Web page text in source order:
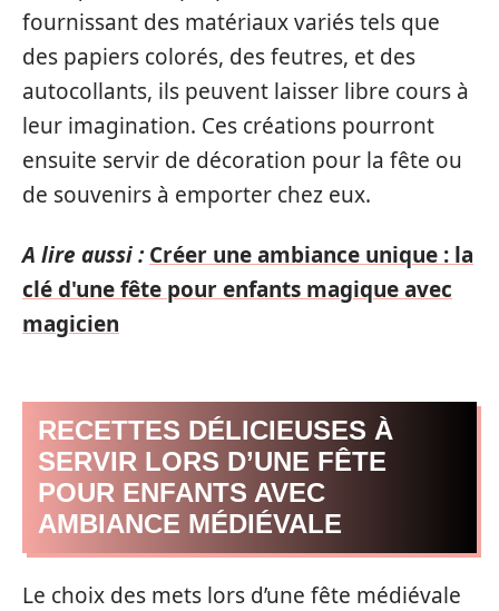
fournissant des matériaux variés tels que
des papiers colorés, des feutres, et des
autocollants, ils peuvent laisser libre cours à
leur imagination. Ces créations pourront
ensuite servir de décoration pour la fête ou
de souvenirs à emporter chez eux.
A lire aussi : Créer une ambiance unique : la
clé d'une fête pour enfants magique avec
magicien
RECETTES DÉLICIEUSES À
SERVIR LORS D’UNE FÊTE
POUR ENFANTS AVEC
AMBIANCE MÉDIÉVALE
Le choix des mets lors d’une fête médiévale